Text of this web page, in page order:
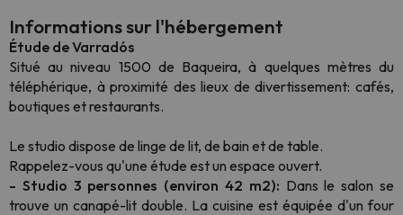
Informations sur l'hébergement
Étude de Varradós
Situé au niveau 1500 de Baqueira, à quelques mètres du
téléphérique, à proximité des lieux de divertissement: cafés,
boutiques et restaurants.
Le studio dispose de linge de lit, de bain et de table.
Rappelez-vous qu'une étude est un espace ouvert.
- Studio 3 personnes (environ 42 m2): Dans le salon se
trouve un canapé-lit double. La cuisine est équipée d'un four